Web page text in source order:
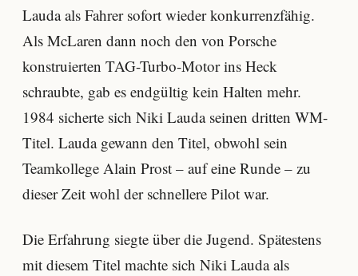
Lauda als Fahrer sofort wieder konkurrenzfähig.
Als McLaren dann noch den von Porsche
konstruierten TAG-Turbo-Motor ins Heck
schraubte, gab es endgültig kein Halten mehr.
1984 sicherte sich Niki Lauda seinen dritten WM-
Titel. Lauda gewann den Titel, obwohl sein
Teamkollege Alain Prost – auf eine Runde – zu
dieser Zeit wohl der schnellere Pilot war.
Die Erfahrung siegte über die Jugend. Spätestens
mit diesem Titel machte sich Niki Lauda als